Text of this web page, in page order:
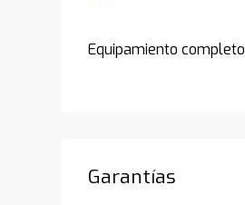
Equipamiento completo
Garantías